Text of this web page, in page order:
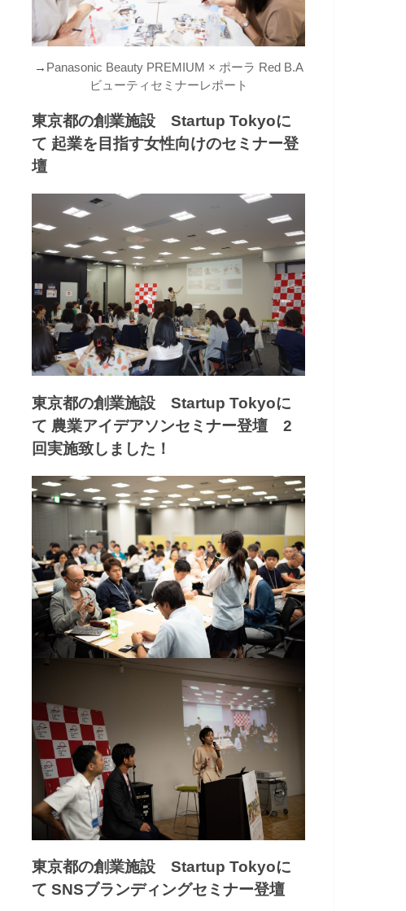
→ Panasonic Beauty PREMIUM × ポーラ Red B.A
ビューティセミナーレポート
東京都の創業施設 Startup Tokyoに
て 起業を目指す女性向けのセミナー登
壇
東京都の創業施設 Startup Tokyoに
て 農業アイデアソンセミナー登壇 2
回実施致しました！
東京都の創業施設 Startup Tokyoに
て SNSブランディングセミナー登壇